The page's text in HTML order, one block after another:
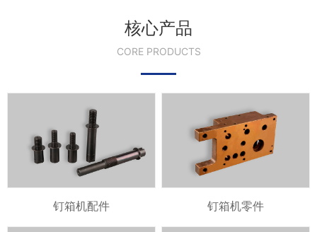
核心产品
CORE PRODUCTS
钉箱机配件 钉箱机零件